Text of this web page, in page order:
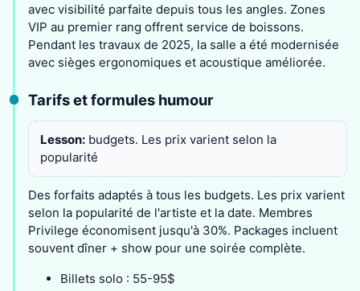
avec visibilité parfaite depuis tous les angles. Zones
VIP au premier rang offrent service de boissons.
Pendant les travaux de 2025, la salle a été modernisée
avec sièges ergonomiques et acoustique améliorée.
Tarifs et formules humour
Lesson:budgets. Les prix varient selon la
popularité
Des forfaits adaptés à tous les budgets. Les prix varient
selon la popularité de l'artiste et la date. Membres
Privilege économisent jusqu'à 30%. Packages incluent
souvent dîner + show pour une soirée complète.
Billets solo : 55-95$